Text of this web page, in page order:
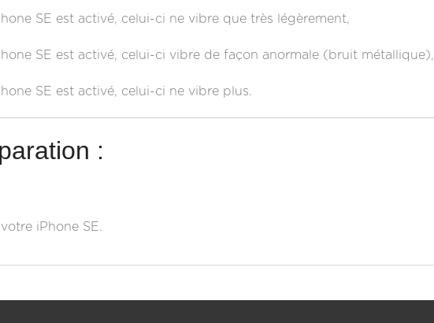
SE est activé, celui-ci ne vibre que très légèrement,
SE est activé, celui-ci vibre de façon anormale (bruit métallique),
SE est activé, celui-ci ne vibre plus.
:
iPhone SE.